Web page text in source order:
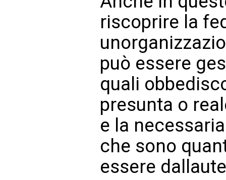
riscoprire la
può essere
quali
presunta o
e la
che sono
essere